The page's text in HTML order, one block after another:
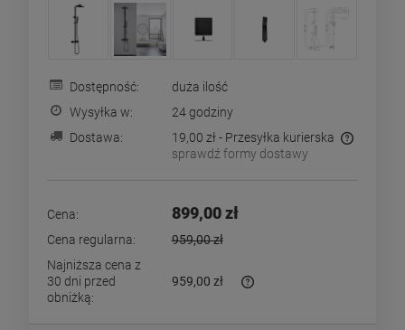
Dostępność:
duża ilość
Wysyłka w:
24 godziny
Dostawa:
19,00 zł - Przesyłka kurierska
Cena nie zawiera ewentualnych kosztów płatności
sprawdź formy dostawy
Cena: 899,00 zł
Cena regularna:
959,00 zł
Najniższa cena z
30 dni przed
obniżką:
959,00 zł